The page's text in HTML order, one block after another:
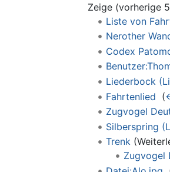
Zeige (vorherige
Liste von
Nerother
Codex
Liederbock
Fahrtenlied (
Zugvogel
Silberspring
Trenk
Zugvogel